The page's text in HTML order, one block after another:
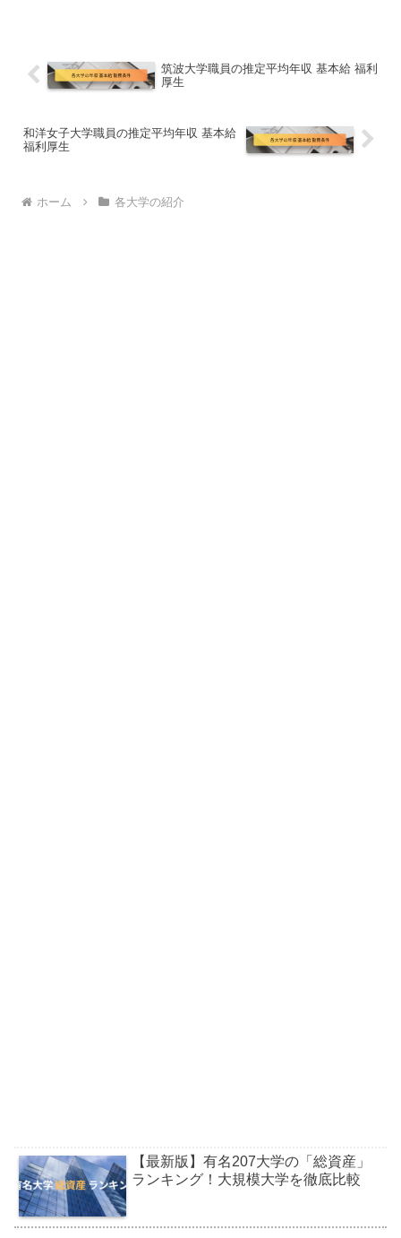
筑波大学職員の推定平均年収 基本給 福利
厚生
和洋女子大学職員の推定平均年収 基本給
福利厚生
ホーム 各大学の紹介
【最新版】有名207大学の「総資産」
ランキング！大規模大学を徹底比較